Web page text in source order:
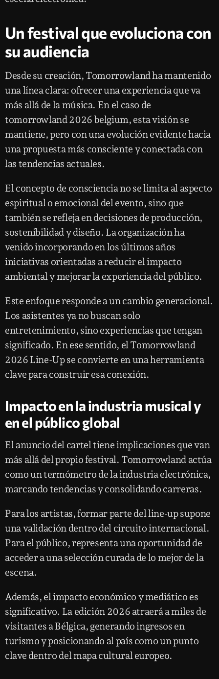
Un festival que evoluciona con
su audiencia
Desde su creación, Tomorrowland ha mantenido
una línea clara: ofrecer una experiencia que va
más allá de la música. En el caso de
tomorrowland 2026 belgium, esta visión se
mantiene, pero con una evolución evidente hacia
una propuesta más consciente y conectada con
las tendencias actuales.
El concepto de consciencia no se limita al aspecto
espiritual o emocional del evento, sino que
también se refleja en decisiones de producción,
sostenibilidad y diseño. La organización ha
venido incorporando en los últimos años
iniciativas orientadas a reducir el impacto
ambiental y mejorar la experiencia del público.
Este enfoque responde a un cambio generacional.
Los asistentes ya no buscan solo
entretenimiento, sino experiencias que tengan
significado. En ese sentido, el Tomorrowland
2026 Line-Up se convierte en una herramienta
clave para construir esa conexión.
Impacto en la industria musical y
en el público global
El anuncio del cartel tiene implicaciones que van
más allá del propio festival. Tomorrowland actúa
como un termómetro de la industria electrónica,
marcando tendencias y consolidando carreras.
Para los artistas, formar parte del line-up supone
una validación dentro del circuito internacional.
Para el público, representa una oportunidad de
acceder a una selección curada de lo mejor de la
escena.
Además, el impacto económico y mediático es
significativo. La edición 2026 atraerá a miles de
visitantes a Bélgica, generando ingresos en
turismo y posicionando al país como un punto
clave dentro del mapa cultural europeo.